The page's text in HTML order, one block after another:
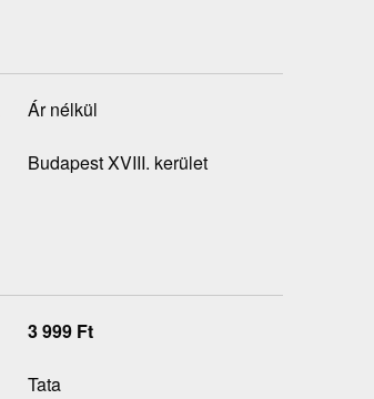
Ár nélkül
Budapest XVIII. kerület
3 999 Ft
Tata